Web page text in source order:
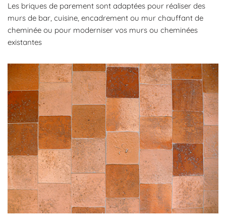
Les briques de parement sont adaptées pour réaliser des
murs de bar, cuisine, encadrement ou mur chauffant de
cheminée ou pour moderniser vos murs ou cheminées
existantes